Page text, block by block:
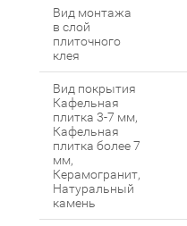
Вид монтажа
в слой
плиточного
клея
Вид покрытия
Кафельная
плитка 3-7 мм,
Кафельная
плитка более 7
мм,
Керамогранит,
Натуральный
камень